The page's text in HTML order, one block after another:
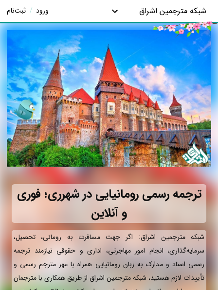
شبکه مترجمین اشراق ورود / ثبت‌نام
ترجمه رسمی رومانیایی در شهرری؛ فوری
و آنلاین
شبکه مترجمین اشراق: اگر جهت مسافرت به رومانی، تحصیل،
سرمایه‌گذاری، انجام امور مهاجرتی، اداری و حقوقی نیازمند ترجمه
رسمی اسناد و مدارک به زبان رومانیایی همراه با مهر مترجم رسمی و
تأییدات لازم هستید، شبکه مترجمین اشراق از طریق همکاری با مترجمان